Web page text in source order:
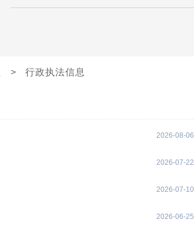
> 行政执法信息
2026-08-06
2026-07-22
2026-07-10
2026-06-25